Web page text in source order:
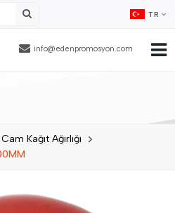
info@edenpromosyon.com
TR
Kağıt Ağırlığı